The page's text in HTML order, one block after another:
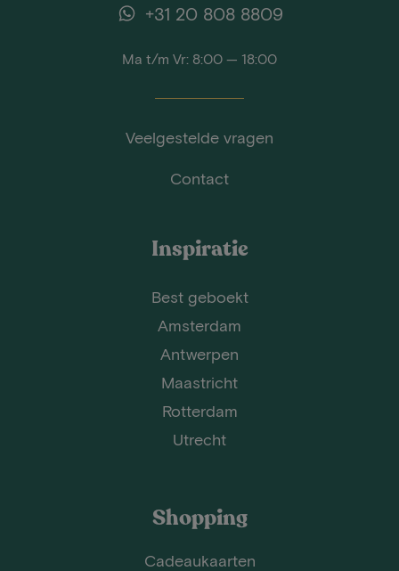
+31 20 808 8809
Ma t/m Vr: 8:00 — 18:00
Veelgestelde vragen
Contact
Inspiratie
Best geboekt
Amsterdam
Antwerpen
Maastricht
Rotterdam
Utrecht
Shopping
Cadeaukaarten